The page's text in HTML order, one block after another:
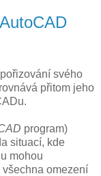
svého
přitom jeho
program)
situací, kde
mohou
omezení